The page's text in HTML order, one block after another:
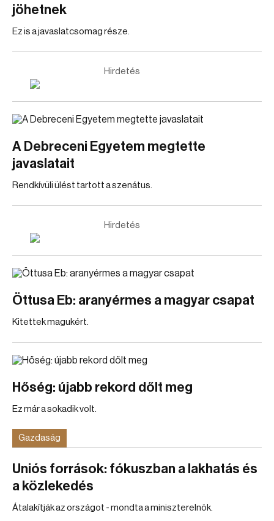
jöhetnek
Ez is a javaslatcsomag része.
Hirdetés
A Debreceni Egyetem megtette
javaslatait
Rendkívüli ülést tartott a szenátus.
Hirdetés
Öttusa Eb: aranyérmes a magyar csapat
Kitettek magukért.
Hőség: újabb rekord dőlt meg
Ez már a sokadik volt.
Gazdaság
Uniós források: fókuszban a lakhatás és
a közlekedés
Átalakítják az országot - mondta a miniszterelnök.